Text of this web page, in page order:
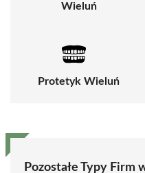
Wieluń
Protetyk Wieluń
Pozostałe Typy Firm